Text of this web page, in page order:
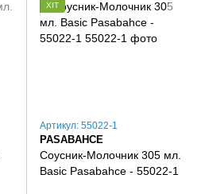
ХІТ
Артикул: 55022-1
PASABAHCE
Соусник-Молочник 305 мл.
Basic Pasabahce - 55022-1